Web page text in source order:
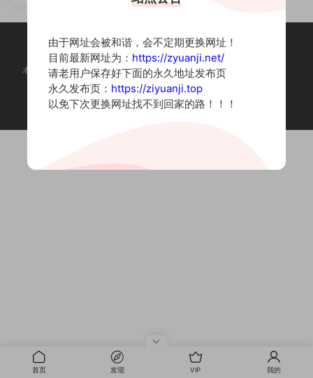
本站为摄影写真图片网站，内容来自网络收集整理，仅作个人学习使用。
如有违法内容请联系删除
Copyright © 2022 资源集
首页 发现 VIP 我的
由于网址会被和谐，会不定期更换网址！
目前最新网址为： https://zyuanji.net/
请老用户保存好下面的永久地址发布页
永久发布页： https://ziyuanji.top
以免下次更换网址找不到回家的路！！！